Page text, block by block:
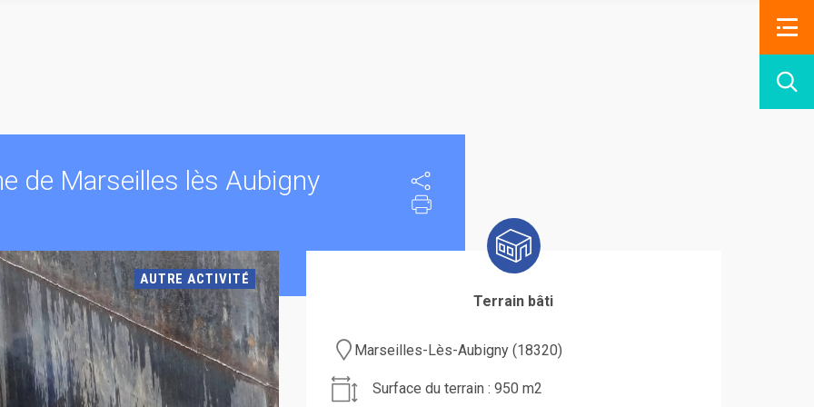
de Marseilles lès Aubigny
AUTRE ACTIVITÉ
Terrain bâti
Marseilles-Lès-Aubigny (18320)
Surface du terrain : 950 m2